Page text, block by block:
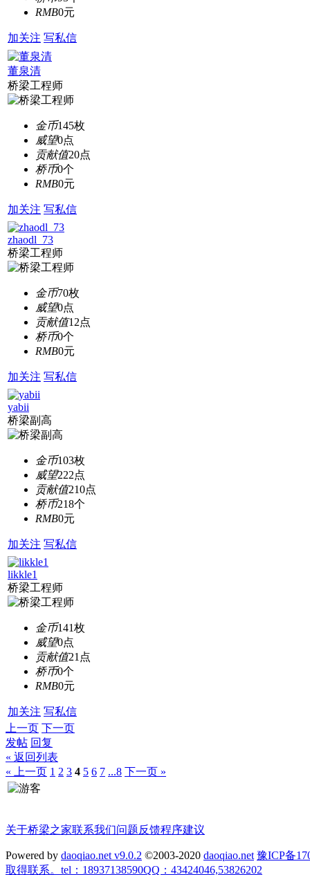
RMB0元
加关注 写私信
董泉清
桥梁工程师
金币145枚
威望0点
贡献值20点
桥币0个
RMB0元
加关注 写私信
zhaodl_73
桥梁工程师
金币70枚
威望0点
贡献值12点
桥币0个
RMB0元
加关注 写私信
yabii
桥梁副高
金币103枚
威望222点
贡献值210点
桥币218个
RMB0元
加关注 写私信
likkle1
桥梁工程师
金币141枚
威望0点
贡献值21点
桥币0个
RMB0元
加关注 写私信
上一页 下一页
发帖 回复
« 返回列表
« 上一页 1 2 3 4 5 6 7 ...8 下一页 »
关于桥梁之家联系我们问题反馈程序建议
Powered by daoqiao.net v9.0.2 ©2003-2020 daoqiao.net 豫ICP备
取得联系。tel：18937138590QQ：43424046,53826202